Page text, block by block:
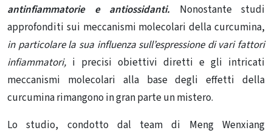
antinfiammatorie e antiossidanti.
Nonostante studi
approfonditi sui meccanismi molecolari della curcumina,
in particolare la sua influenza sull’espressione di vari fattori
infiammatori, i precisi obiettivi diretti e gli intricati
meccanismi molecolari alla base degli effetti della
curcumina rimangono in gran parte un mistero.
Lo studio, condotto dal team di Meng Wenxiang